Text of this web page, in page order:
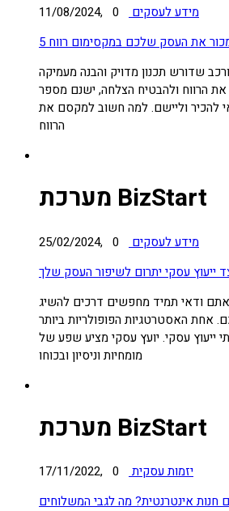
11/08/2024, מידע לעסקים
0
את העסק שלכם במקסימום רווח
שדורש תכנון מדויק והבנה מעמיקה
הרווח ולהבטיח הצלחה, ישנם מספר
להכיר וליישם. למה חשוב למקסם את
הרווח
מערכת BizStart
25/02/2024, מידע לעסקים
0
ייעוץ עסקי יתרום לשיפור העסק שלך
ודאי תמיד מחפשים דרכים להשיג
אחת האסטרטגיות הפופולריות ביותר
ייעוץ עסקי. יועץ עסקי מציע שפע של
מומחיות וניסיון ובכוחו
מערכת BizStart
17/11/2022, יזמות עסקית
0